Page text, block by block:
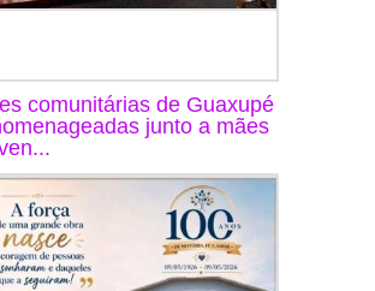
comunitárias de Guaxupé
junto a mães